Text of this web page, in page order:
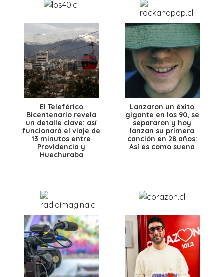
El Teleférico
Bicentenario revela
un detalle clave: así
funcionará el viaje de
13 minutos entre
Providencia y
Huechuraba
Lanzaron un éxito
gigante en los 90, se
separaron y hoy
lanzan su primera
canción en 28 años:
Así es como suena